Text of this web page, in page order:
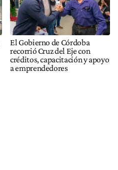
El Gobierno de Córdoba
recorrió Cruz del Eje con
créditos, capacitación y apoyo
a emprendedores